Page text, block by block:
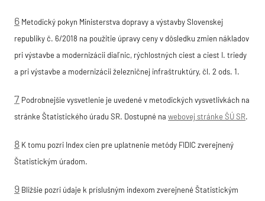
6 Metodický pokyn Ministerstva dopravy a výstavby Slovenskej
republiky č. 6/2018 na použitie úpravy ceny v dôsledku zmien nákladov
pri výstavbe a modernizácii diaľnic, rýchlostných ciest a ciest I. triedy
a pri výstavbe a modernizácii železničnej infraštruktúry, čl. 2 ods. 1.
7 Podrobnejšie vysvetlenie je uvedené v metodických vysvetlivkách na
stránke Štatistického úradu SR. Dostupné na webovej stránke ŠÚ SR.
8 K tomu pozri Index cien pre uplatnenie metódy FIDIC zverejnený
Štatistickým úradom.
9 Bližšie pozri údaje k príslušným indexom zverejnené Štatistickým